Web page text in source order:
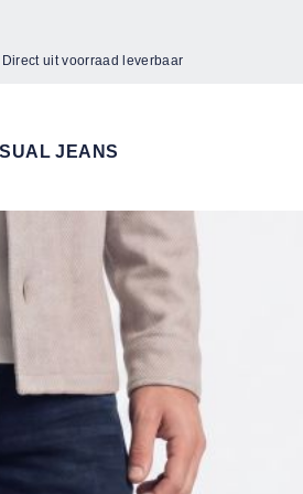
Direct uit voorraad leverbaar
JEANS